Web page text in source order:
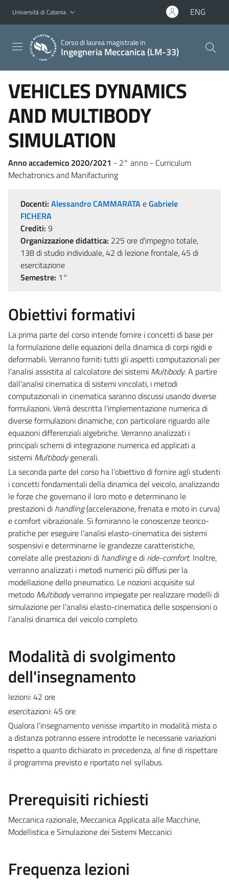
Vai al contenuto principale
Vai al menu di navigazione
Università di Catania ENG
Corso di laurea magistrale in
Ingegneria Meccanica (LM-33)
VEHICLES DYNAMICS
AND MULTIBODY
SIMULATION
Anno accademico 2020/2021 - 2° anno - Curriculum
Mechatronics and Manifacturing
Docenti: Alessandro CAMMARATAeGabriele
FICHERA
Crediti: 9
Organizzazione didattica: 225 ore d'impegno totale,
138 di studio individuale, 42 di lezione frontale, 45 di
esercitazione
Semestre: 1°
Obiettivi formativi
La prima parte del corso intende fornire i concetti di base per
la formulazione delle equazioni della dinamica di corpi rigidi e
deformabili. Verranno forniti tutti gli aspetti computazionali per
l'analisi assistita al calcolatore dei sistemi Multibody. A partire
dall'analisi cinematica di sistemi vincolati, i metodi
computazionali in cinematica saranno discussi usando diverse
formulazioni. Verrà descritta l'implementazione numerica di
diverse formulazioni dinamiche, con particolare riguardo alle
equazioni differenziali algebriche. Verranno analizzati i
principali schemi di integrazione numerica ed applicati a
sistemi Multibodygenerali.
La seconda parte del corso ha l’obiettivo di fornire agli studenti
i concetti fondamentali della dinamica del veicolo, analizzando
le forze che governano il loro moto e determinano le
prestazioni di handling(accelerazione, frenata e moto in curva)
e comfort vibrazionale. Si forniranno le conoscenze teorico-
pratiche per eseguire l’analisi elasto-cinematica dei sistemi
sospensivi e determinarne le grandezze caratteristiche,
correlate alle prestazioni di handlinge di ride-comfort. Inoltre,
verranno analizzati i metodi numerici più diffusi per la
modellazione dello pneumatico. Le nozioni acquisite sul
metodo Multibodyverranno impiegate per realizzare modelli di
simulazione per l’analisi elasto-cinematica delle sospensioni o
l’analisi dinamica del veicolo completo.
Modalità di svolgimento
dell'insegnamento
lezioni: 42 ore
esercitazioni: 45 ore
Qualora l'insegnamento venisse impartito in modalità mista o
a distanza potranno essere introdotte le necessarie variazioni
rispetto a quanto dichiarato in precedenza, al fine di rispettare
il programma previsto e riportato nel syllabus.
Prerequisiti richiesti
Meccanica razionale, Meccanica Applicata alle Macchine,
Modellistica e Simulazione dei Sistemi Meccanici
Frequenza lezioni